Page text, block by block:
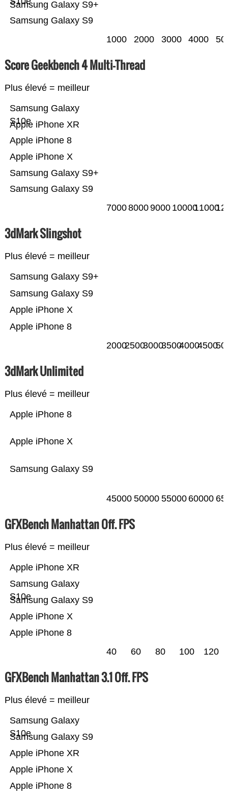
Samsung Galaxy S9
Samsung Galaxy S9+
1000 2000 3000 4000
Score Geekbench 4 Multi-Thread
Plus élevé = meilleur
Samsung Galaxy S9
Samsung Galaxy S9+
Apple iPhone X
Apple iPhone 8
Apple iPhone XR
Samsung Galaxy
S10e
700080009000 1000011000
3dMark Slingshot
Plus élevé = meilleur
Apple iPhone 8
Apple iPhone X
Samsung Galaxy S9
Samsung Galaxy S9+
200025003000350040004500
3dMark Unlimited
Plus élevé = meilleur
Samsung Galaxy S9
Apple iPhone X
Apple iPhone 8
45000 50000 55000 60000
GFXBench Manhattan Off. FPS
Plus élevé = meilleur
Apple iPhone 8
Apple iPhone X
Samsung Galaxy S9
Samsung Galaxy
S10e
Apple iPhone XR
40 60 80 100 120
GFXBench Manhattan 3.1 Off. FPS
Plus élevé = meilleur
Apple iPhone 8
Apple iPhone X
Apple iPhone XR
Samsung Galaxy S9
Samsung Galaxy
S10e